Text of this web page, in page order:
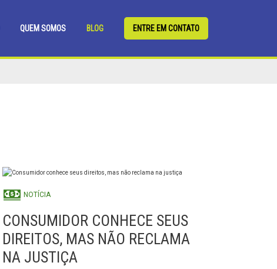
QUEM SOMOS BLOG ENTRE EM CONTATO
NOTÍCIA
CONSUMIDOR CONHECE SEUS
DIREITOS, MAS NÃO RECLAMA
NA JUSTIÇA